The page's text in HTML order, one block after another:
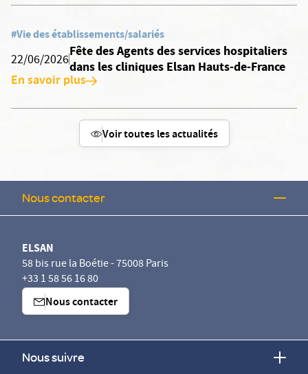
#Vie des établissements/salariés
22/06/2026
Fête des Agents des services hospitaliers
dans les cliniques Elsan Hauts-de-France
En savoir plus
Voir toutes les actualités
Nous contacter
ELSAN
58 bis rue la Boétie - 75008 Paris
+33 1 58 56 16 80
Nous contacter
Nous suivre